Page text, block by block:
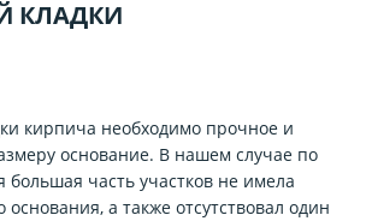
КЛАДКИ
кирпича необходимо прочное и
основание. В нашем случае по
большая часть участков не имела
основания, а также отсутствовал один